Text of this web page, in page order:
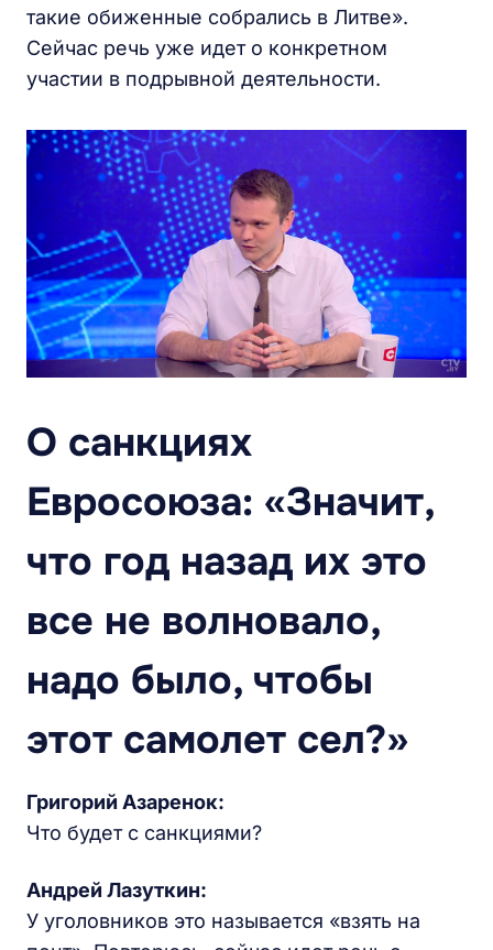
такие обиженные собрались в Литве».
Сейчас речь уже идет о конкретном
участии в подрывной деятельности.
О санкциях
Евросоюза: «Значит,
что год назад их это
все не волновало,
надо было, чтобы
этот самолет сел?»
Григорий Азаренок:
Что будет с санкциями?
Андрей Лазуткин:
У уголовников это называется «взять на